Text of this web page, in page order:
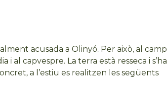
acusada a Olinyó. Per això, al camp
al capvespre. La terra està resseca i s’ha
a l’estiu es realitzen les següents